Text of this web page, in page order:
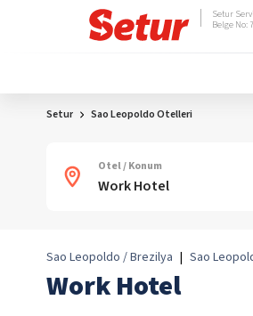
Setur
Belge No:
Setur Sao Leopoldo Otelleri
Otel / Konum
Sao Leopoldo / Brezilya | Sao
Work Hotel